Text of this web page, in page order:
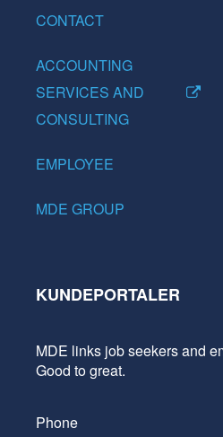
CONTACT
ACCOUNTING
SERVICES AND
CONSULTING
EMPLOYEE
MDE GROUP
KUNDEPORTALER
MDE links job seekers and
Good to great.
Phone